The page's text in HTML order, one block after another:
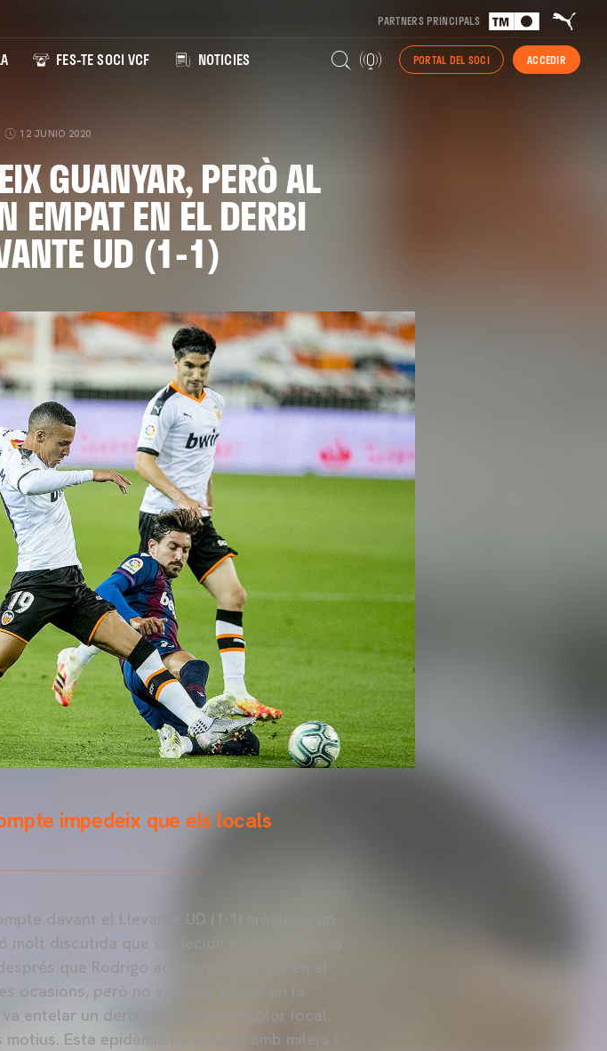
PARTNERS PRINCIPALS
FES-TE SOCI VCF NOTICIES PORTAL DEL SOCI ACCEDIR
12 JUNIO 2020
GUANYAR, PERÒ AL
EMPAT EN EL DERBI
UD (1-1)
impedeix que els locals
davant el Llevante UD (1-1) gràcies a un
discutida que va decidir el VAR, i que va
que Rodrigo aconseguira el gol en el
ocasions, però no va estar precís en la
entelar un derbi que va tindre color local.
Esta epidèmia ha arrasat amb milers i